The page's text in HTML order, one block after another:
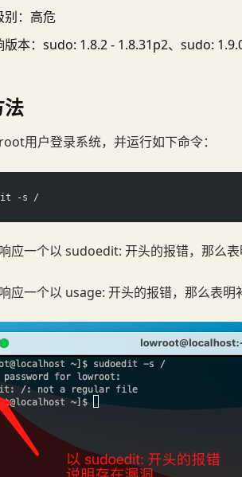
别：高危
版本：sudo: 1.8.2 - 1.8.31p2、sudo:
用户登录系统，并运行如下命令：
-s /
应一个以 sudoedit: 开头的报错，那么表
应一个以 usage: 开头的报错，那么表明